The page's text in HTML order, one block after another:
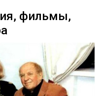
фильмы,